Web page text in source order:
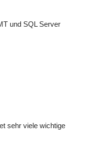
und SQL Server
sehr viele wichtige